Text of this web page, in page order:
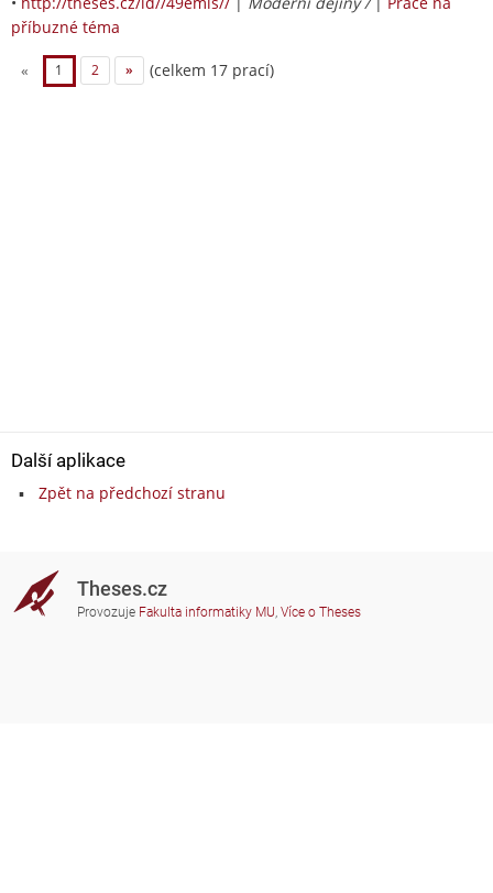
příbuzné téma
« 1 2 » (celkem 17 prací)
Další aplikace
Zpět na předchozí stranu
Theses.cz
Provozuje Fakulta informatiky MU, Více o Theses